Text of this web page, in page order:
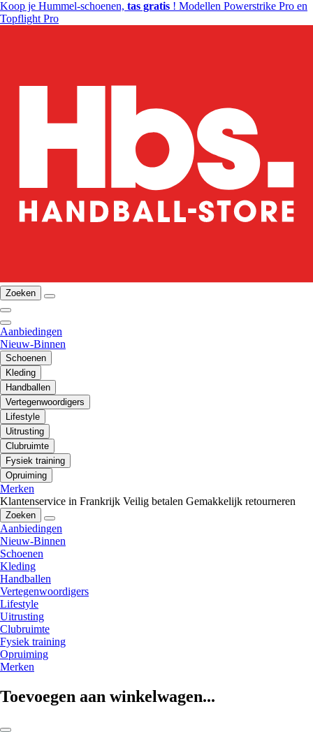
Koop je Hummel-schoenen, tas gratis ! Modellen Powerstrike Pro en
Topflight Pro
Zoeken
Aanbiedingen
Nieuw-Binnen
Schoenen
Kleding
Handballen
Vertegenwoordigers
Lifestyle
Uitrusting
Clubruimte
Fysiek training
Opruiming
Merken
Klantenservice in Frankrijk Veilig betalen Gemakkelijk retourneren
Zoeken
Aanbiedingen
Nieuw-Binnen
Schoenen
Kleding
Handballen
Vertegenwoordigers
Lifestyle
Uitrusting
Clubruimte
Fysiek training
Opruiming
Merken
Toevoegen aan winkelwagen...